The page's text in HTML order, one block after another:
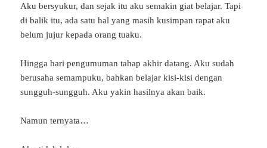
Aku bersyukur, dan sejak itu aku semakin giat belajar. Tapi
di balik itu, ada satu hal yang masih kusimpan rapat aku
belum jujur kepada orang tuaku.
Hingga hari pengumuman tahap akhir datang. Aku sudah
berusaha semampuku, bahkan belajar kisi-kisi dengan
sungguh-sungguh. Aku yakin hasilnya akan baik.
Namun ternyata…